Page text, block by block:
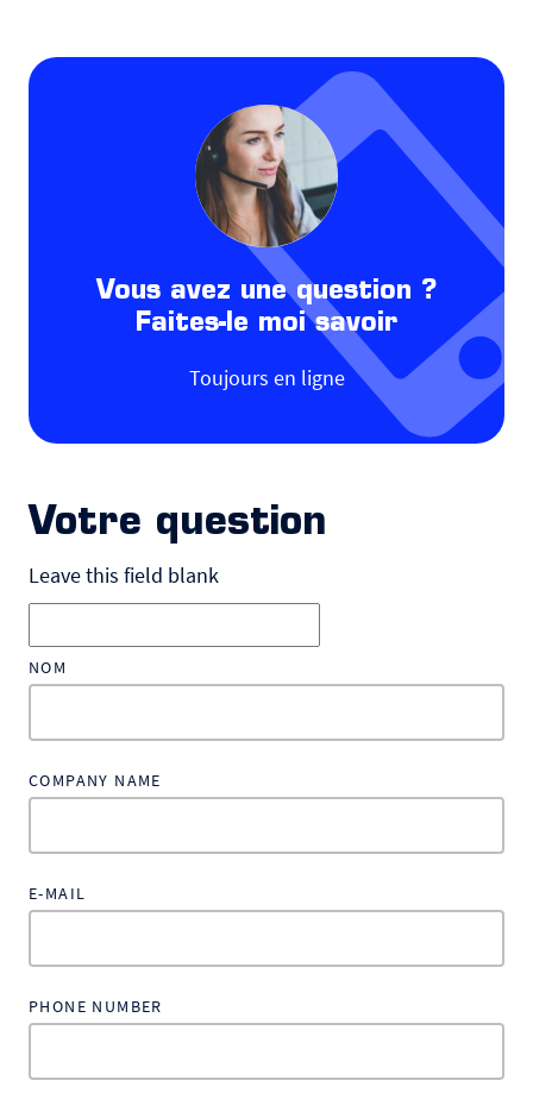
Vous avez une question ?
Faites-le moi savoir
Toujours en ligne
Votre question
Leave this field blank
NOM
COMPANY NAME
E-MAIL
PHONE NUMBER